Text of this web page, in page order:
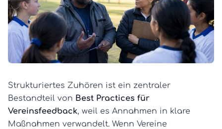
Strukturiertes Zuhören ist ein zentraler
Bestandteil von Best Practices für
Vereinsfeedback, weil es Annahmen in klare
Maßnahmen verwandelt. Wenn Vereine